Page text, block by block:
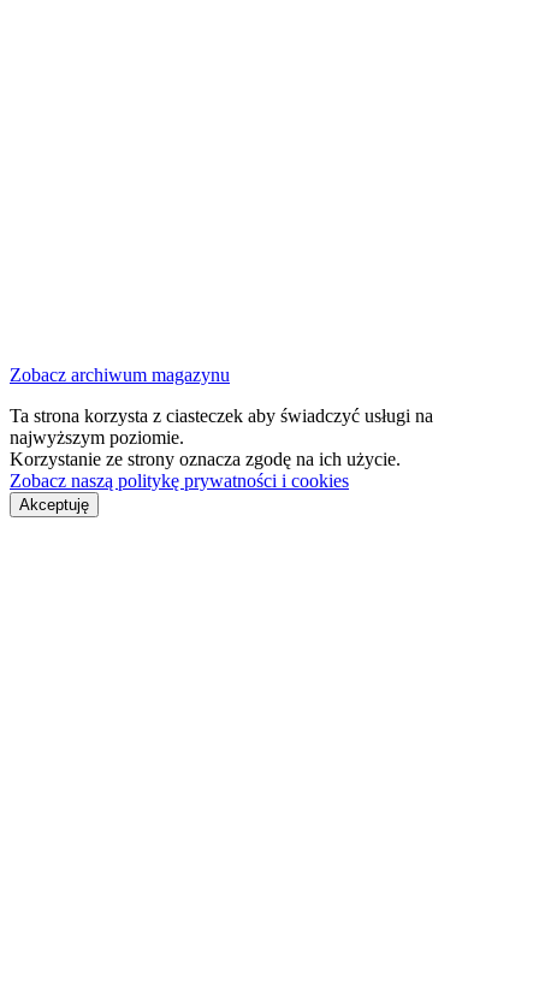
Zobacz archiwum magazynu
Ta strona korzysta z ciasteczek aby świadczyć usługi na
najwyższym poziomie.
Korzystanie ze strony oznacza zgodę na ich użycie.
Zobacz naszą politykę prywatności i cookies
Akceptuję